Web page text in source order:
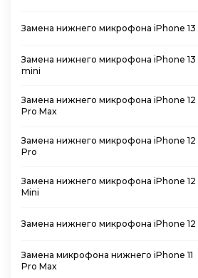
Замена нижнего микрофона iPhone 13
Замена нижнего микрофона iPhone 13
mini
Замена нижнего микрофона iPhone 12
Pro Max
Замена нижнего микрофона iPhone 12
Pro
Замена нижнего микрофона iPhone 12
Mini
Замена нижнего микрофона iPhone 12
Замена микрофона нижнего iPhone 11
Pro Max